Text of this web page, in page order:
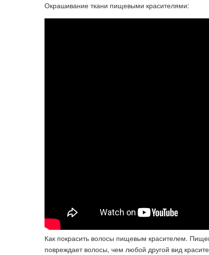
Окрашивание ткани пищевыми красителями:
Как покрасить волосы пищевым красителем.
повреждает волосы, чем любой другой вид